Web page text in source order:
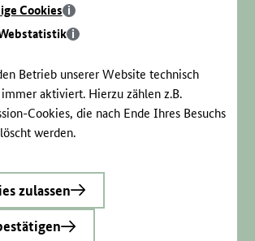
Cookies
Betrieb unserer Website technisch
aktiviert. Hierzu zählen z.B.
Cookies, die nach Ende Ihres Besuchs
werden.
zulassen